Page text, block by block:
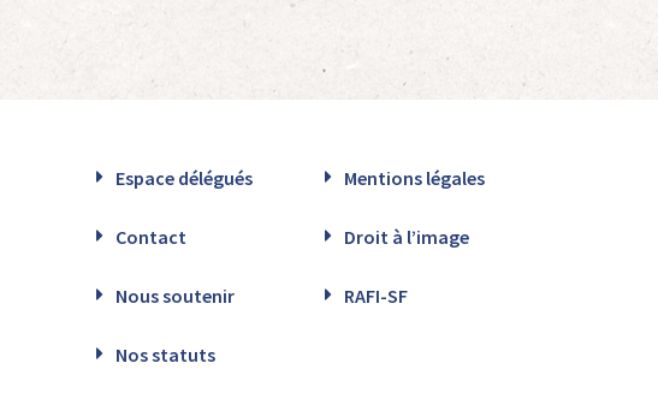
Espace délégués Mentions légales
Contact Droit à l’image
Nous soutenir RAFI-SF
Nos statuts